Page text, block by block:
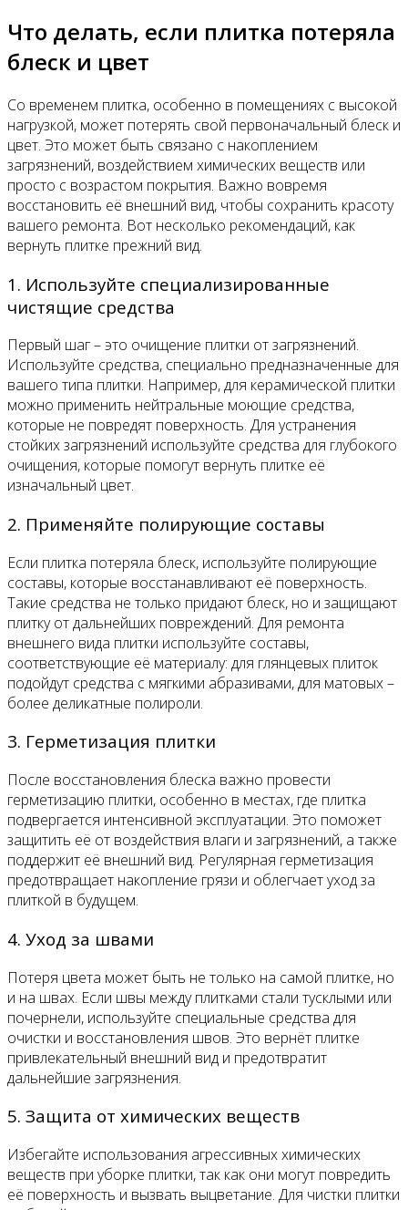
Что делать, если плитка потеряла
блеск и цвет
Со временем плитка, особенно в помещениях с высокой
нагрузкой, может потерять свой первоначальный блеск и
цвет. Это может быть связано с накоплением
загрязнений, воздействием химических веществ или
просто с возрастом покрытия. Важно вовремя
восстановить её внешний вид, чтобы сохранить красоту
вашего ремонта. Вот несколько рекомендаций, как
вернуть плитке прежний вид.
1. Используйте специализированные
чистящие средства
Первый шаг – это очищение плитки от загрязнений.
Используйте средства, специально предназначенные для
вашего типа плитки. Например, для керамической плитки
можно применить нейтральные моющие средства,
которые не повредят поверхность. Для устранения
стойких загрязнений используйте средства для глубокого
очищения, которые помогут вернуть плитке её
изначальный цвет.
2. Применяйте полирующие составы
Если плитка потеряла блеск, используйте полирующие
составы, которые восстанавливают её поверхность.
Такие средства не только придают блеск, но и защищают
плитку от дальнейших повреждений. Для ремонта
внешнего вида плитки используйте составы,
соответствующие её материалу: для глянцевых плиток
подойдут средства с мягкими абразивами, для матовых –
более деликатные полироли.
3. Герметизация плитки
После восстановления блеска важно провести
герметизацию плитки, особенно в местах, где плитка
подвергается интенсивной эксплуатации. Это поможет
защитить её от воздействия влаги и загрязнений, а также
поддержит её внешний вид. Регулярная герметизация
предотвращает накопление грязи и облегчает уход за
плиткой в будущем.
4. Уход за швами
Потеря цвета может быть не только на самой плитке, но
и на швах. Если швы между плитками стали тусклыми или
почернели, используйте специальные средства для
очистки и восстановления швов. Это вернёт плитке
привлекательный внешний вид и предотвратит
дальнейшие загрязнения.
5. Защита от химических веществ
Избегайте использования агрессивных химических
веществ при уборке плитки, так как они могут повредить
её поверхность и вызвать выцветание. Для чистки плитки